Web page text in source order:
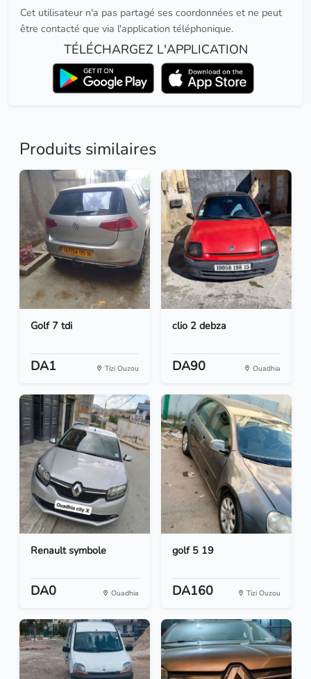
Cet utilisateur n'a pas partagé ses coordonnées et ne peut
être contacté que via l'application téléphonique.
TÉLÉCHARGEZ L'APPLICATION
Produits similaires
Golf 7 tdi
DA1 Tizi Ouzou
clio 2 debza
DA90 Ouadhia
Renault symbole
DA0 Ouadhia
golf 5 19
DA160 Tizi Ouzou